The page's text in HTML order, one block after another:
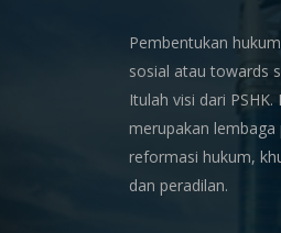
Pembentukan
sosial atau towards
Itulah visi dari
merupakan
reformasi hukum,
dan peradilan.